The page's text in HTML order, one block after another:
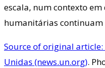
escala, num contexto em
humanitárias continuam
Source of original
Unidas (news.un.org).